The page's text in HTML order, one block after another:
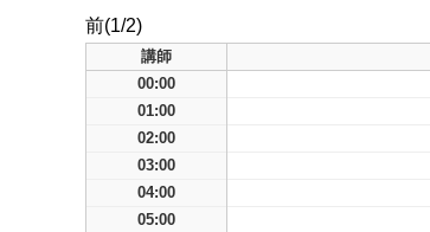
前(1/2)
講師
00:00
01:00
02:00
03:00
04:00
05:00